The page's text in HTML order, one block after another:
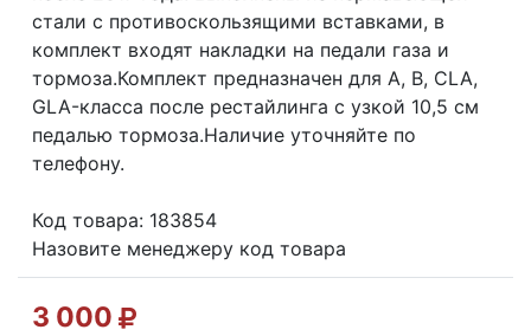
стали с противоскользящими вставками, в
комплект входят накладки на педали газа и
тормоза.Комплект предназначен для A, B, CLA,
GLA-класса после рестайлинга с узкой 10,5 см
педалью тормоза.Наличие уточняйте по
телефону.
Код товара: 183854
Назовите менеджеру код товара
3 000